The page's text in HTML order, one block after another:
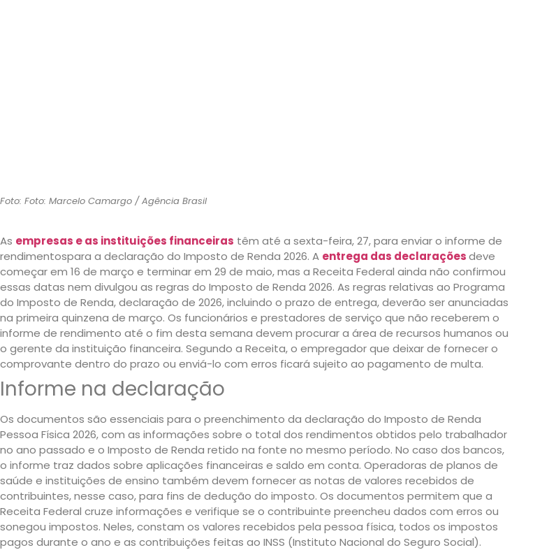
Foto: Foto: Marcelo Camargo / Agência Brasil
As empresas e as instituições financeiras têm até a sexta-feira, 27, para enviar o informe de
rendimentospara a declaração do Imposto de Renda 2026. A entrega das declaraçõesdeve
começar em 16 de março e terminar em 29 de maio, mas a Receita Federal ainda não confirmou
essas datas nem divulgou as regras do Imposto de Renda 2026. As regras relativas ao Programa
do Imposto de Renda, declaração de 2026, incluindo o prazo de entrega, deverão ser anunciadas
na primeira quinzena de março. Os funcionários e prestadores de serviço que não receberem o
informe de rendimento até o fim desta semana devem procurar a área de recursos humanos ou
o gerente da instituição financeira. Segundo a Receita, o empregador que deixar de fornecer o
comprovante dentro do prazo ou enviá-lo com erros ficará sujeito ao pagamento de multa.
Informe na declaração
Os documentos são essenciais para o preenchimento da declaração do Imposto de Renda
Pessoa Física 2026, com as informações sobre o total dos rendimentos obtidos pelo trabalhador
no ano passado e o Imposto de Renda retido na fonte no mesmo período. No caso dos bancos,
o informe traz dados sobre aplicações financeiras e saldo em conta. Operadoras de planos de
saúde e instituições de ensino também devem fornecer as notas de valores recebidos de
contribuintes, nesse caso, para fins de dedução do imposto. Os documentos permitem que a
Receita Federal cruze informações e verifique se o contribuinte preencheu dados com erros ou
sonegou impostos. Neles, constam os valores recebidos pela pessoa física, todos os impostos
pagos durante o ano e as contribuições feitas ao INSS (Instituto Nacional do Seguro Social).